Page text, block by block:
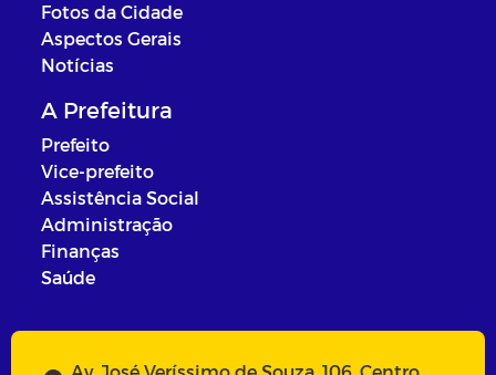
Fotos da Cidade
Aspectos Gerais
Notícias
A Prefeitura
Prefeito
Vice-prefeito
Assistência Social
Administração
Finanças
Saúde